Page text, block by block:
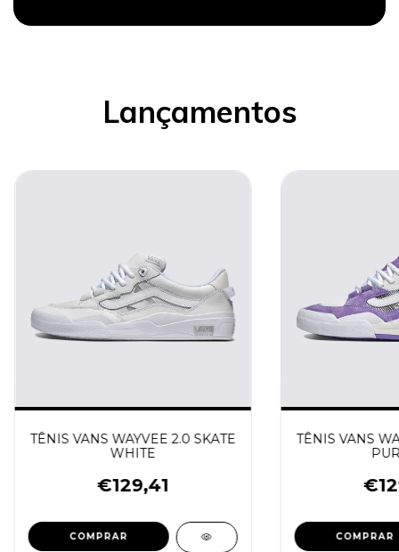
Lançamentos
TÊNIS VANS WAYVEE 2.0 SKATE
WHITE
€129,41
COMPRAR
TÊNIS VANS
COMPRAR